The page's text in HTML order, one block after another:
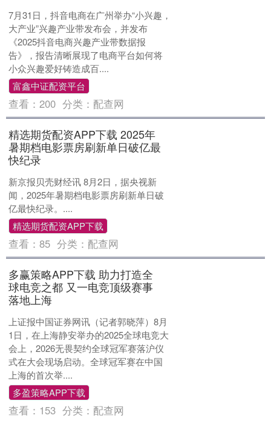
7月31日，抖音电商在广州举办“小兴趣，
大产业”兴趣产业带发布会，并发布
《2025抖音电商兴趣产业带数据报
告》，报告清晰展现了电商平台如何将
小众兴趣爱好铸造成百....
富鑫中证配资平台
查看：200 分类： 配查网
精选期货配资APP下载 2025年
暑期档电影票房刷新单日破亿最
快纪录
新京报贝壳财经讯 8月2日，据央视新
闻，2025年暑期档电影票房刷新单日破
亿最快纪录。....
精选期货配资APP下载
查看：85 分类： 配查网
多赢策略APP下载 助力打造全
球电竞之都 又一电竞顶级赛事
落地上海
上证报中国证券网讯（记者郭晓萍）8月
1日，在上海静安举办的2025全球电竞大
会上，2026无畏契约全球冠军赛落沪仪
式在大会现场启动。全球冠军赛在中国
上海的首次举....
多盈策略APP下载
查看： 153 分类： 配查网